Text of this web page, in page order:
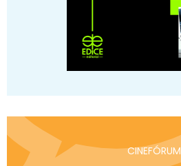
CINEFÓRUM